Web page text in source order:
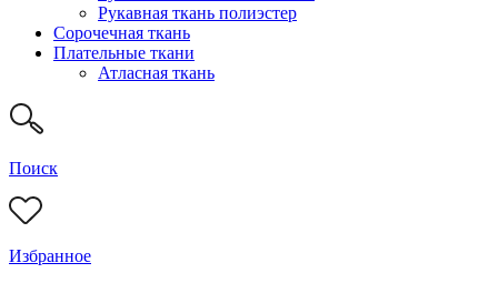
Рукавная ткань полиэстер
Сорочечная ткань
Плательные ткани
Атласная ткань
Поиск
Избранное